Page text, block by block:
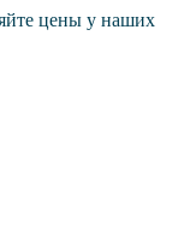
цены у наших